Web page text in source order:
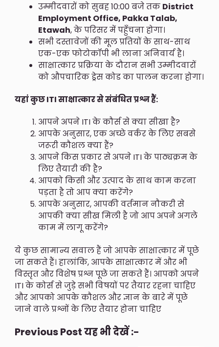
उम्मीदवारों को सुबह 10:00 बजे तक District
Employment Office, Pakka Talab,
Etawah, के परिसर में पहुँचना होगा।
सभी दस्तावेजों की मूल प्रतियों के साथ-साथ
एक-एक फोटोकॉपी भी लाना अनिवार्य है।
साक्षात्कार प्रक्रिया के दौरान सभी उम्मीदवारों
को औपचारिक ड्रेस कोड का पालन करना होगा।
यहां कुछ ITI साक्षात्कार से संबंधित प्रश्न हैं:
आपने अपने ITI के कौर्स से क्या सीखा है?
आपके अनुसार, एक अच्छे वर्कर के लिए सबसे
जरूरी कौशल क्या हैं?
आपने किस प्रकार से अपने ITI के पाठ्यक्रम के
लिए तैयारी की है?
आपको किसी और उत्पाद के साथ काम करना
पड़ता है तो आप क्या करेंगे?
आपके अनुसार, आपकी वर्तमान नौकरी से
आपकी क्या सीख मिली है जो आप अपने अगले
काम में लागू करेंगे?
ये कुछ सामान्य सवाल हैं जो आपके साक्षात्कार में पूछे
जा सकते हैं। हालांकि, आपके साक्षात्कार में और भी
विस्तृत और विशेष प्रश्न पूछे जा सकते हैं। आपको अपने
ITI के कोर्स से जुड़े सभी विषयों पर तैयार रहना चाहिए
और आपको आपके कौशल और ज्ञान के बारे में पूछे
जाने वाले प्रश्नों के लिए तैयार होना चाहिए
Previous Post यह भी देखें :-